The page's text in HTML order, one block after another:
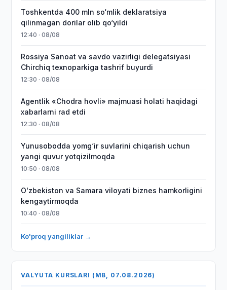
Toshkentda 400 mln so‘mlik deklaratsiya
qilinmagan dorilar olib qo‘yildi
12:40 · 08/08
Rossiya Sanoat va savdo vazirligi delegatsiyasi
Chirchiq texnoparkiga tashrif buyurdi
12:30 · 08/08
Agentlik «Chodra hovli» majmuasi holati haqidagi
xabarlarni rad etdi
12:30 · 08/08
Yunusobodda yomg‘ir suvlarini chiqarish uchun
yangi quvur yotqizilmoqda
10:50 · 08/08
Oʻzbekiston va Samara viloyati biznes hamkorligini
kengaytirmoqda
10:40 · 08/08
Ko'proq yangiliklar →
VALYUTA KURSLARI (MB, 07.08.2026)